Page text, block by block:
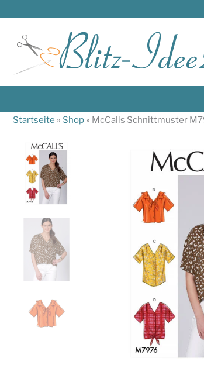
springen
Startseite » Shop » McCalls Schnittmuster